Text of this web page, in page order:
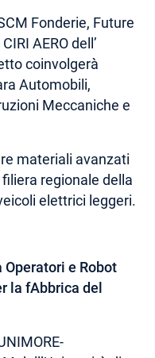
Fonderie, Future
AERO dell’
coinvolgerà
Automobili,
Meccaniche e
materiali avanzati
regionale della
elettrici leggeri.
Operatori e Robot
la fAbbrica del